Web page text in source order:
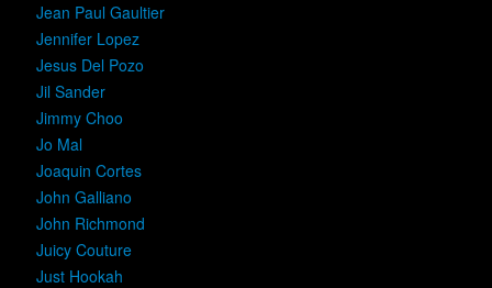
Jean Paul Gaultier
Jennifer Lopez
Jesus Del Pozo
Jil Sander
Jimmy Choo
Jo Mal
Joaquin Cortes
John Galliano
John Richmond
Juicy Couture
Just Hookah